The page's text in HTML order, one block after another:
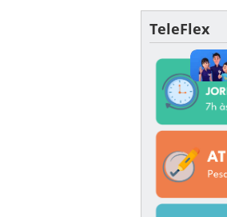
TeleFlex